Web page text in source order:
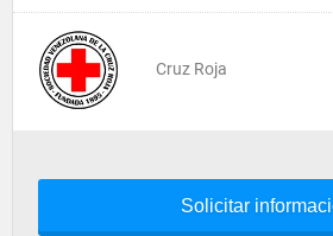
Cruz Roja
Solicitar